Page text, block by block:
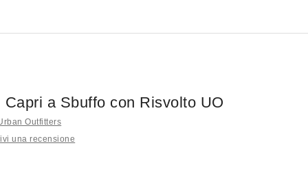
Capri a Sbuffo con Risvolto UO
Outfitters
una recensione